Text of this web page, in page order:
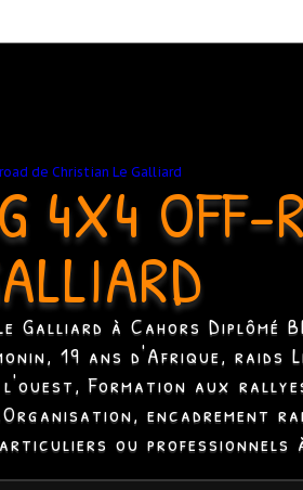
4X4 OFF-
Galliard à Cahors Diplômé
19 ans d'Afrique,
Formation aux
encadrement
ou professionnels